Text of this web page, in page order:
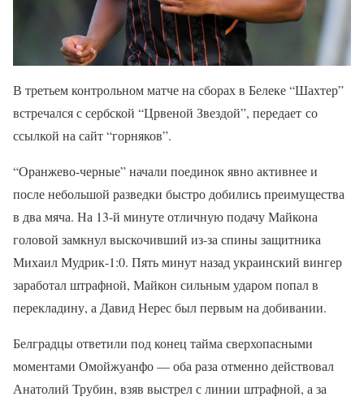
В третьем контрольном матче на сборах в Белеке “Шахтер”
встречался с сербской “Црвеной Звездой”, передает со
ссылкой на сайт “горняков”.
“Оранжево-черные” начали поединок явно активнее и
после небольшой разведки быстро добились преимущества
в два мяча. На 13-й минуте отличную подачу Майкона
головой замкнул выскочивший из-за спины защитника
Михаил Мудрик-1:0. Пять минут назад украинский вингер
заработал штрафной, Майкон сильным ударом попал в
перекладину, а Давид Нерес был первым на добивании.
Белградцы ответили под конец тайма сверхопасными
моментами Омойжуанфо — оба раза отменно действовал
Анатолий Трубин, взяв выстрел с линии штрафной, а за